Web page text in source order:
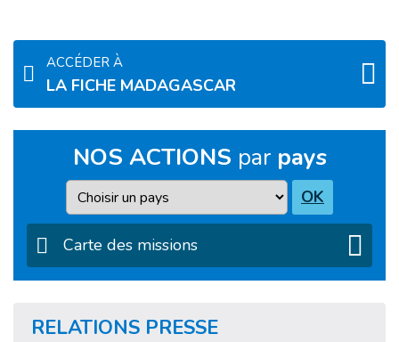
ACCÉDER À
LA FICHE MADAGASCAR
NOS ACTIONS par pays
Pays OK
Carte des missions
RELATIONS PRESSE